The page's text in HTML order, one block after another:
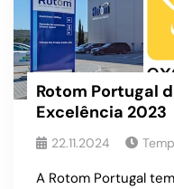
Rotom Portugal
Excelência 2023
22.11.2024
A Rotom Portugal